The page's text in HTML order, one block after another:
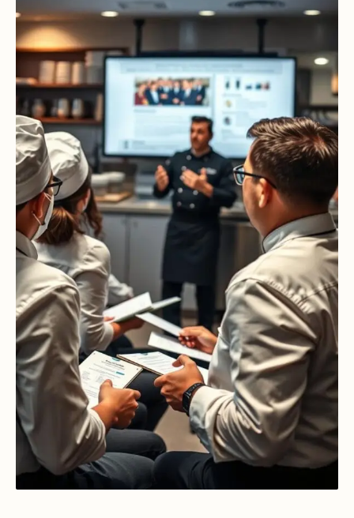
Mentoría Gastronómica
Transformación Digital
Arquitectura Gastronómica
Inversores Internacionales
Escandallos de restaurante
Ingeniería de menú
Carta rentable
Subir ticket medio
Atraer clientes
Falta de personal
Rotación de personal
Cuánto cuesta abrir
Plan de negocio
Permisos en Madrid
Licencias Barcelona
Consultoría Barcelona
Por qué fracasan
Traspasar restaurante
Mi restaurante va a cerrar
Glosario
Solicitar diagnóstico